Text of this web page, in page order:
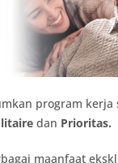
program
dan Prioritas.
maanfaat